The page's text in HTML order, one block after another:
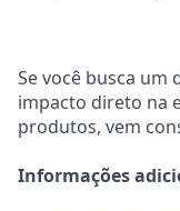
Se você busca um
impacto direto na
produtos, vem
Informações